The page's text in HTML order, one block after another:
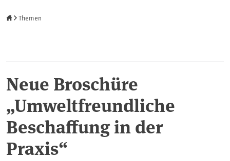
Themen
Neue Broschüre
„Umweltfreundliche
Beschaffung in der
Praxis“